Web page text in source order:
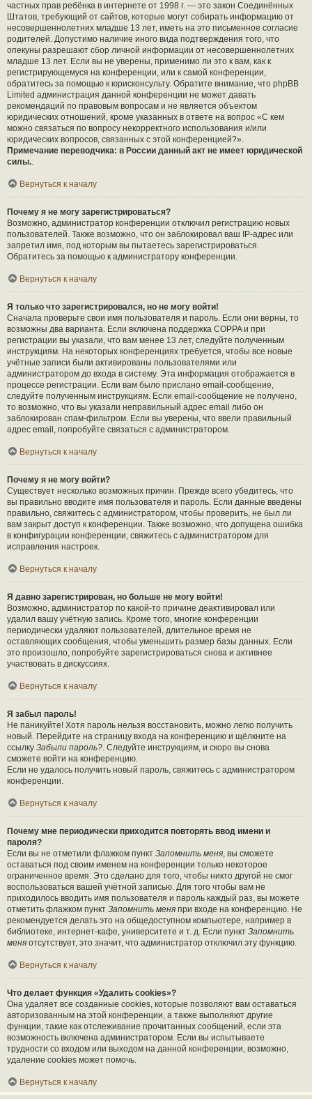
частных прав ребёнка в интернете от 1998 г. — это закон Соединённых
Штатов, требующий от сайтов, которые могут собирать информацию от
несовершеннолетних младше 13 лет, иметь на это письменное согласие
родителей. Допустимо наличие иного вида подтверждения того, что
опекуны разрешают сбор личной информации от несовершеннолетних
младше 13 лет. Если вы не уверены, применимо ли это к вам, как к
регистрирующемуся на конференции, или к самой конференции,
обратитесь за помощью к юрисконсульту. Обратите внимание, что phpBB
Limited администрация данной конференции не может давать
рекомендаций по правовым вопросам и не является объектом
юридических отношений, кроме указанных в ответе на вопрос «С кем
можно связаться по вопросу некорректного использования и/или
юридических вопросов, связанных с этой конференцией?».
Примечание переводчика: в России данный акт не имеет юридической
силы..
Вернуться к началу
Почему я не могу зарегистрироваться?
Возможно, администратор конференции отключил регистрацию новых
пользователей. Также возможно, что он заблокировал ваш IP-адрес или
запретил имя, под которым вы пытаетесь зарегистрироваться.
Обратитесь за помощью к администратору конференции.
Вернуться к началу
Я только что зарегистрировался, но не могу войти!
Сначала проверьте свои имя пользователя и пароль. Если они верны, то
возможны два варианта. Если включена поддержка COPPA и при
регистрации вы указали, что вам менее 13 лет, следуйте полученным
инструкциям. На некоторых конференциях требуется, чтобы все новые
учётные записи были активированы пользователями или
администратором до входа в систему. Эта информация отображается в
процессе регистрации. Если вам было прислано email-сообщение,
следуйте полученным инструкциям. Если email-сообщение не получено,
то возможно, что вы указали неправильный адрес email либо он
заблокирован спам-фильтром. Если вы уверены, что ввели правильный
адрес email, попробуйте связаться с администратором.
Вернуться к началу
Почему я не могу войти?
Существует несколько возможных причин. Прежде всего убедитесь, что
вы правильно вводите имя пользователя и пароль. Если данные введены
правильно, свяжитесь с администратором, чтобы проверить, не был ли
вам закрыт доступ к конференции. Также возможно, что допущена ошибка
в конфигурации конференции, свяжитесь с администратором для
исправления настроек.
Вернуться к началу
Я давно зарегистрирован, но больше не могу войти!
Возможно, администратор по какой-то причине деактивировал или
удалил вашу учётную запись. Кроме того, многие конференции
периодически удаляют пользователей, длительное время не
оставляющих сообщения, чтобы уменьшить размер базы данных. Если
это произошло, попробуйте зарегистрироваться снова и активнее
участвовать в дискуссиях.
Вернуться к началу
Я забыл пароль!
Не паникуйте! Хотя пароль нельзя восстановить, можно легко получить
новый. Перейдите на страницу входа на конференцию и щёлкните на
ссылку Забыли пароль?. Следуйте инструкциям, и скоро вы снова
сможете войти на конференцию.
Если не удалось получить новый пароль, свяжитесь с администратором
конференции.
Вернуться к началу
Почему мне периодически приходится повторять ввод имени и
пароля?
Если вы не отметили флажком пункт Запомнить меня, вы сможете
оставаться под своим именем на конференции только некоторое
ограниченное время. Это сделано для того, чтобы никто другой не смог
воспользоваться вашей учётной записью. Для того чтобы вам не
приходилось вводить имя пользователя и пароль каждый раз, вы можете
отметить флажком пункт Запомнить меня при входе на конференцию. Не
рекомендуется делать это на общедоступном компьютере, например в
библиотеке, интернет-кафе, университете и т. д. Если пункт Запомнить
меня отсутствует, это значит, что администратор отключил эту функцию.
Вернуться к началу
Что делает функция «Удалить cookies»?
Она удаляет все созданные cookies, которые позволяют вам оставаться
авторизованным на этой конференции, а также выполняют другие
функции, такие как отслеживание прочитанных сообщений, если эта
возможность включена администратором. Если вы испытываете
трудности со входом или выходом на данной конференции, возможно,
удаление cookies может помочь.
Вернуться к началу